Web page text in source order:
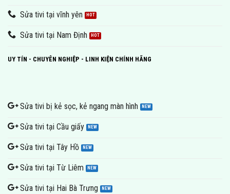
Sửa tivi tại vĩnh yên
Sửa tivi tại Nam Định
UY TÍN - CHUYÊN NGHIỆP - LINH KIỆN CHÍNH HÃNG
Sửa tivi bị kẻ sọc, kẻ ngang màn hình
Sửa tivi tại Cầu giấy
Sửa tivi tại Tây Hồ
Sửa tivi tại Từ Liêm
Sửa tivi tại Hai Bà Trưng